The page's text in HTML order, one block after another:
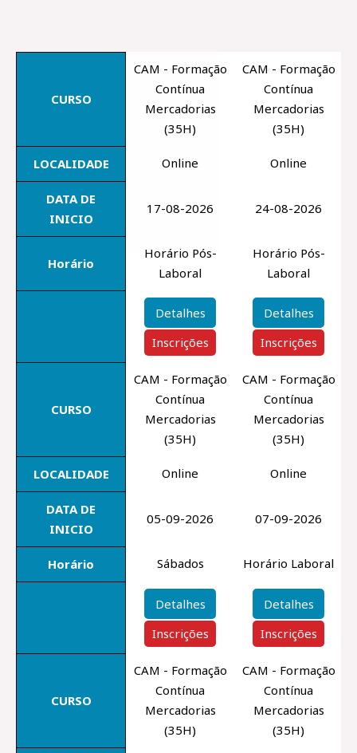
CURSO
CAM - Formação
Contínua
Mercadorias
(35H)
CAM - Formação
Contínua
Mercadorias
(35H)
LOCALIDADE Online Online
DATA DE
INICIO
17-08-2026 24-08-2026
Horário
Horário Pós-
Laboral
Horário Pós-
Laboral
Detalhes
Inscrições
Detalhes
Inscrições
CURSO
CAM - Formação
Contínua
Mercadorias
(35H)
CAM - Formação
Contínua
Mercadorias
(35H)
LOCALIDADE Online Online
DATA DE
INICIO
05-09-2026 07-09-2026
Horário Sábados Horário Laboral
Detalhes
Inscrições
Detalhes
Inscrições
CURSO
CAM - Formação
Contínua
Mercadorias
(35H)
CAM - Formação
Contínua
Mercadorias
(35H)